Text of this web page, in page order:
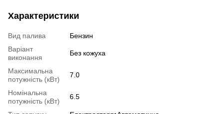
Характеристики
Вид палива
Бензин
Варіант
виконання
Без кожуха
Максимальна
потужність (кВт)
7.0
Номінальна
потужність (кВт)
6.5